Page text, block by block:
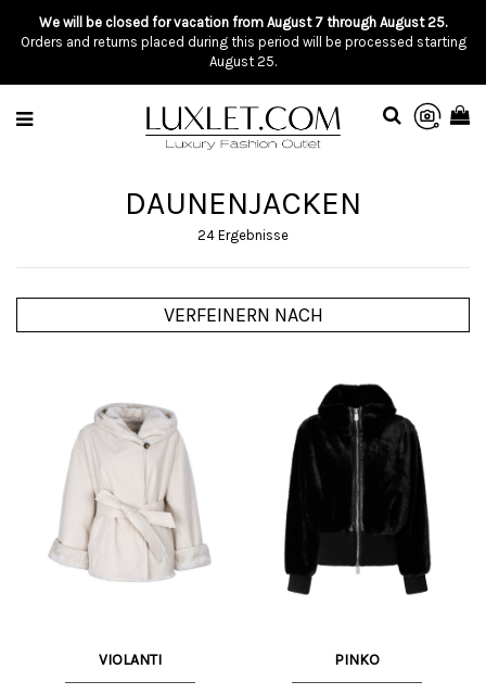
We will be closed for vacation from August 7 through August 25.
Orders and returns placed during this period will be processed starting
August 25.
DAUNENJACKEN
24 Ergebnisse
VERFEINERN NACH
VIOLANTI PINKO